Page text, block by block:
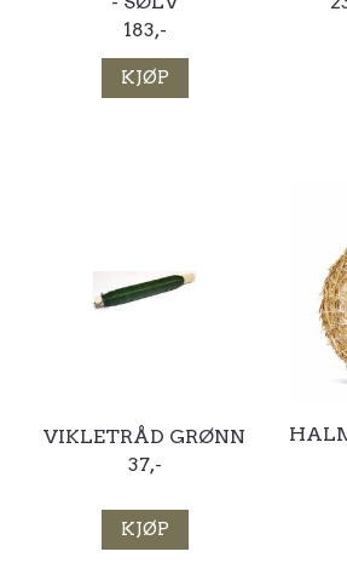
183,-
KJØP
VIKLETRÅD GRØNN
37,-
KJØP